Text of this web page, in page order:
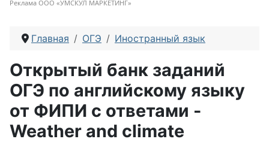
Реклама ООО «УМСКУЛ МАРКЕТИНГ»
Главная ОГЭ Иностранный язык
Открытый банк заданий
ОГЭ по английскому языку
от ФИПИ с ответами -
Weather and climate